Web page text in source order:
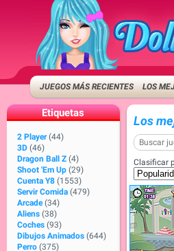
JUEGOS MÁS RECIENTES LOS
Etiquetas
2 Player (44)
3D (46)
Dragon Ball Z (4)
Shoot 'Em Up (29)
Cuenta Y8 (1553)
Servir Comida (479)
Arcade (34)
Aliens (38)
Coches (93)
Dibujos Animados (644)
Perro (375)
Los
Clasificar